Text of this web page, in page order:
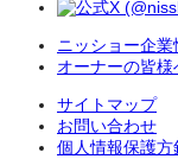
ニッショー企業
オーナーの皆様
サイトマップ
お問い合わせ
個人情報保護方